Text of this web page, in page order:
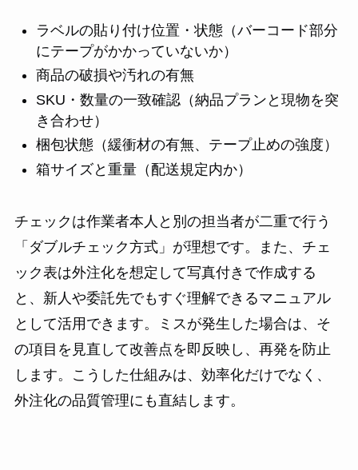
ラベルの貼り付け位置・状態（バーコード部分
にテープがかかっていないか）
商品の破損や汚れの有無
SKU・数量の一致確認（納品プランと現物を突
き合わせ）
梱包状態（緩衝材の有無、テープ止めの強度）
箱サイズと重量（配送規定内か）
チェックは作業者本人と別の担当者が二重で行う
「ダブルチェック方式」が理想です。また、チェ
ック表は外注化を想定して写真付きで作成する
と、新人や委託先でもすぐ理解できるマニュアル
として活用できます。ミスが発生した場合は、そ
の項目を見直して改善点を即反映し、再発を防止
します。こうした仕組みは、効率化だけでなく、
外注化の品質管理にも直結します。